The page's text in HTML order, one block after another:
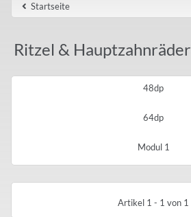
Startseite
Ritzel & Hauptzahnräder
48dp
64dp
Modul 1
Artikel 1 - 1 von 1